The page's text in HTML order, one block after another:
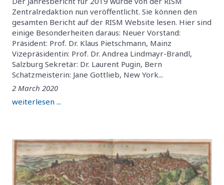
Zentralredaktion nun veröffentlicht. Sie können den
gesamten Bericht auf der RISM Website lesen. Hier sind
einige Besonderheiten daraus: Neuer Vorstand:
Präsident: Prof. Dr. Klaus Pietschmann, Mainz
Vizepräsidentin: Prof. Dr. Andrea Lindmayr-Brandl,
Salzburg Sekretär: Dr. Laurent Pugin, Bern
Schatzmeisterin: Jane Gottlieb, New York...
2 March 2020
weiterlesen ...